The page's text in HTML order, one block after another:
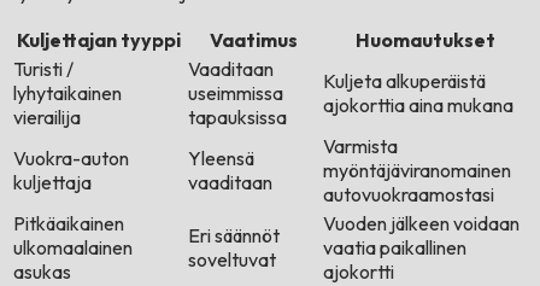
Kuljettajan tyyppi
Vaatimus
Huomautukset
Turisti /
lyhytaikainen
vierailija
Vaaditaan
useimmissa
tapauksissa
Kuljeta alkuperäistä
ajokorttia aina mukana
Vuokra-auton
kuljettaja
Yleensä
vaaditaan
Varmista
myöntäjäviranomainen
autovuokraamostasi
Pitkäaikainen
ulkomaalainen
asukas
Eri säännöt
soveltuvat
Vuoden jälkeen voidaan
vaatia paikallinen
ajokortti